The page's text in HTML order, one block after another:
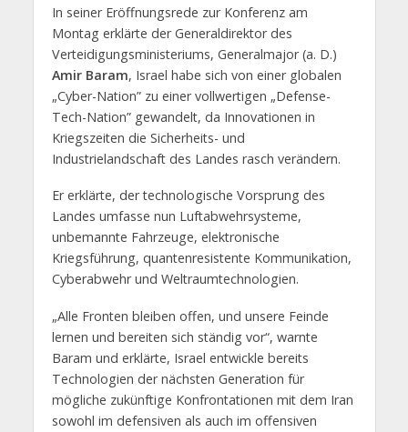
In seiner Eröffnungsrede zur Konferenz am
Montag erklärte der Generaldirektor des
Verteidigungsministeriums, Generalmajor (a. D.)
Amir Baram, Israel habe sich von einer globalen
„Cyber-Nation” zu einer vollwertigen „Defense-
Tech-Nation” gewandelt, da Innovationen in
Kriegszeiten die Sicherheits- und
Industrielandschaft des Landes rasch verändern.
Er erklärte, der technologische Vorsprung des
Landes umfasse nun Luftabwehrsysteme,
unbemannte Fahrzeuge, elektronische
Kriegsführung, quantenresistente Kommunikation,
Cyberabwehr und Weltraumtechnologien.
„Alle Fronten bleiben offen, und unsere Feinde
lernen und bereiten sich ständig vor“, warnte
Baram und erklärte, Israel entwickle bereits
Technologien der nächsten Generation für
mögliche zukünftige Konfrontationen mit dem Iran
sowohl im defensiven als auch im offensiven